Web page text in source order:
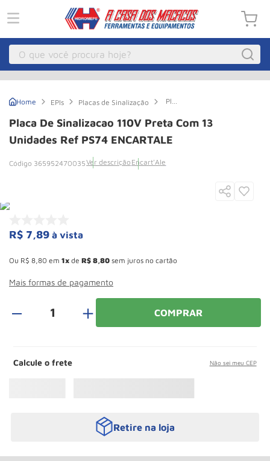
O que você procura hoje?
EPIs Placas de Sinalização
Placa
Sinalizacao
110V
Preta
com
Unidades
Placa De Sinalizacao 110V Preta Com 13
Unidades Ref PS74 ENCARTALE
365952470035Ver descrição Encart'Ale
R$ 7,89 à vista
Ou R$ 8 80 em 1 de R$ 8 80 sem juros no cartão
Mais formas de pagamento
＋ COMPRAR
Calcule o frete Não sei meu CEP
Retire na loja
3 Macaco Hidraulico
8 Rodizio
9º Talha
10 º